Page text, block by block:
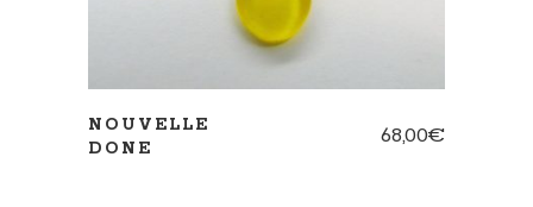
NOUVELLE
DONE
68,00€